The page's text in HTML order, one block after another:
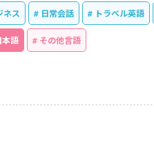
ネス 日常会話 トラベル英語
本語 その他言語